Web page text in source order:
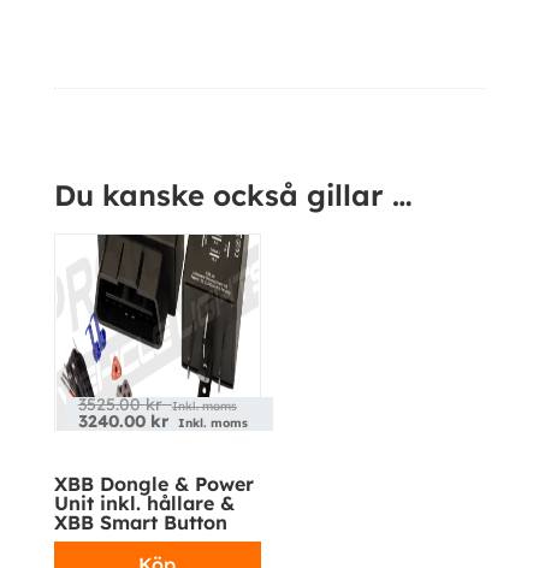
Du kanske också gillar …
3525.00kr Inkl. moms
3240.00 kr Inkl. moms
XBB Dongle & Power
Unit inkl. hållare &
XBB Smart Button